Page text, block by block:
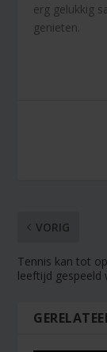
erg gelukkig
genieten.
VORIG
Tennis kan tot
leeftijd gespeeld